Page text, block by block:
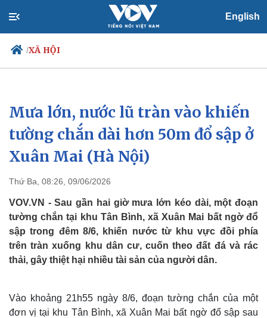
English
/XÃ HỘI
Chính trị
Đảng
Tổ chức nhân sự
Quốc hội
Xã hội
Tin 24h
Dự báo thời tiết
Giáo dục
Dấu ấn VOV
Mưa lớn, nước lũ tràn vào khiến
tường chắn dài hơn 50m đổ sập ở
Xuân Mai (Hà Nội)
Thứ Ba, 08:26, 09/06/2026
VOV.VN - Sau gần hai giờ mưa lớn kéo dài, một đoạn
tường chắn tại khu Tân Bình, xã Xuân Mai bất ngờ đổ
sập trong đêm 8/6, khiến nước từ khu vực đồi phía
trên tràn xuống khu dân cư, cuốn theo đất đá và rác
thải, gây thiệt hại nhiều tài sản của người dân.
Vào khoảng 21h55 ngày 8/6, đoạn tường chắn của một
đơn vị tại khu Tân Bình, xã Xuân Mai bất ngờ đổ sập sau